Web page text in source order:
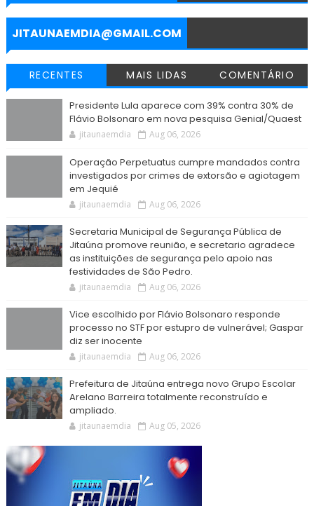
o
k
r
p
p
a
m
g
e
r
JITAUNAEMDIA@GMAIL.COM
RECENTES MAIS LIDAS COMENTÁRIO
Presidente Lula aparece com 39% contra 30% de
Flávio Bolsonaro em nova pesquisa Genial/Quaest
jitaunaemdia Aug 06, 2026
Operação Perpetuatus cumpre mandados contra
investigados por crimes de extorsão e agiotagem
em Jequié
jitaunaemdia Aug 06, 2026
Secretaria Municipal de Segurança Pública de
Jitaúna promove reunião, e secretario agradece
as instituições de segurança pelo apoio nas
festividades de São Pedro.
jitaunaemdia Aug 06, 2026
Vice escolhido por Flávio Bolsonaro responde
processo no STF por estupro de vulnerável; Gaspar
diz ser inocente
jitaunaemdia Aug 06, 2026
Prefeitura de Jitaúna entrega novo Grupo Escolar
Arelano Barreira totalmente reconstruído e
ampliado.
jitaunaemdia Aug 05, 2026